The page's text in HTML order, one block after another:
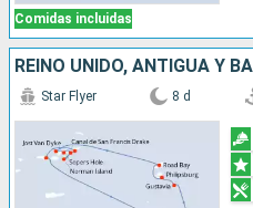
Comidas incluidas
Star Flyer 8 d